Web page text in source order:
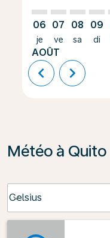
06
je
AOÛT
07
ve
08
sa
09
di
chevron_left chevron_right
Météo à Quito
Celsius
keyboard_arrow_down